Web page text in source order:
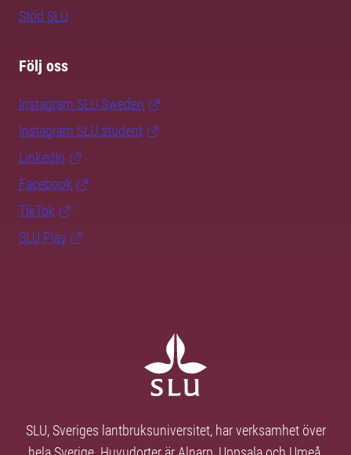
Stöd SLU
Följ oss
Instagram SLU.Sweden
Instagram SLU.student
LinkedIn
Facebook
TikTok
SLU Play
SLU, Sveriges lantbruksuniversitet, har verksamhet över